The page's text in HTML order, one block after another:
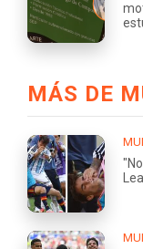
MÁS DE